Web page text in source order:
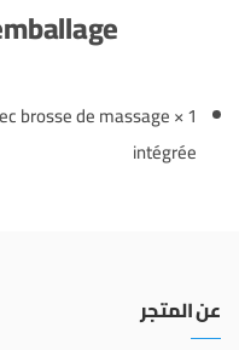
brosse de massage
intégrée
عن المتجر